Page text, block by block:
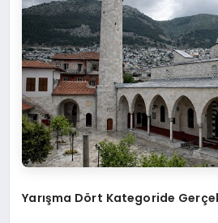
Yarışma Dört Kategoride